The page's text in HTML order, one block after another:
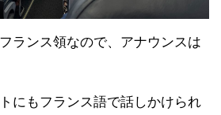
ランス領なので、アナウンスは
にもフランス語で話しかけられ